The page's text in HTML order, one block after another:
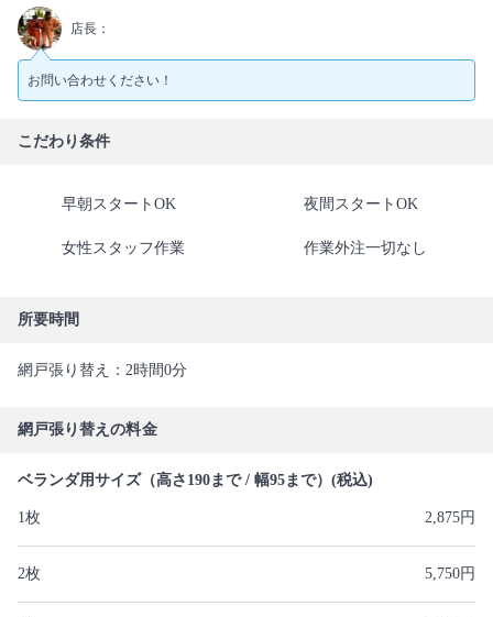
店長：
お問い合わせください！
こだわり条件
早朝スタートOK 夜間スタートOK
女性スタッフ作業 作業外注一切なし
所要時間
網戸張り替え：2時間0分
網戸張り替えの料金
ベランダ用サイズ（高さ190まで / 幅95まで）(税込)
1枚 2,875円
2枚 5,750円